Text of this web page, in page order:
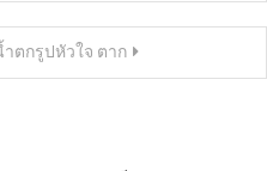
ตกรูปหัวใจ ตาก